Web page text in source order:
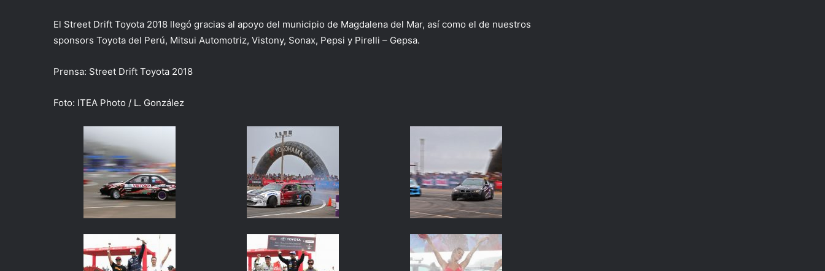
El Street Drift Toyota 2018 llegó gracias al apoyo del municipio de Magdalena del Mar, así como el de nuestros
sponsors Toyota del Perú, Mitsui Automotriz, Vistony, Sonax, Pepsi y Pirelli – Gepsa.
Prensa: Street Drift Toyota 2018
Foto: ​​​ITEA Photo / L. González